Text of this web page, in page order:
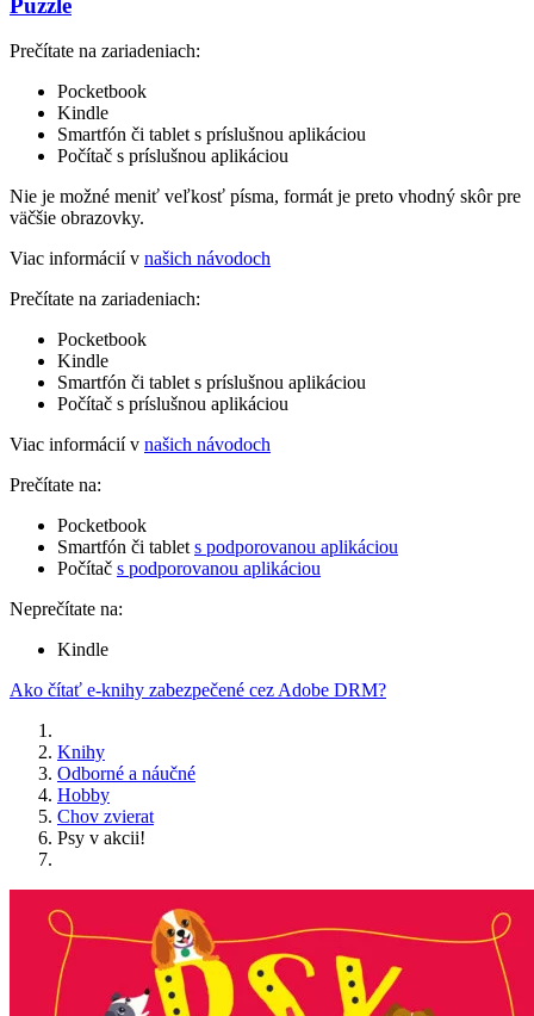
Prečítate na zariadeniach:
Pocketbook
Kindle
Smartfón či tablet s príslušnou aplikáciou
Počítač s príslušnou aplikáciou
Nie je možné meniť veľkosť písma, formát je preto vhodný skôr pre
väčšie obrazovky.
Viac informácií v našich návodoch
Prečítate na zariadeniach:
Pocketbook
Kindle
Smartfón či tablet s príslušnou aplikáciou
Počítač s príslušnou aplikáciou
Viac informácií v našich návodoch
Prečítate na:
Pocketbook
Smartfón či tablet s podporovanou aplikáciou
Počítač s podporovanou aplikáciou
Neprečítate na:
Kindle
Ako čítať e-knihy zabezpečené cez Adobe DRM?
Knihy
Odborné a náučné
Hobby
Chov zvierat
Psy v akcii!